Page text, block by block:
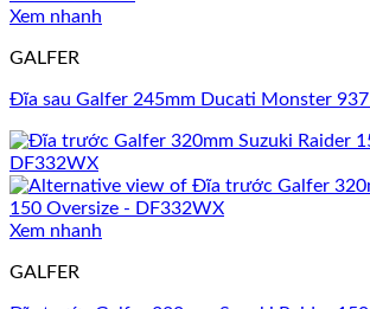
Xem nhanh
GALFER
Đĩa sau Galfer 245mm Ducati Monster
Xem nhanh
GALFER